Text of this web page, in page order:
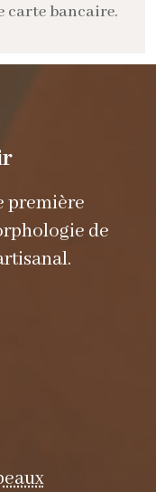
carte bancaire.
première
de